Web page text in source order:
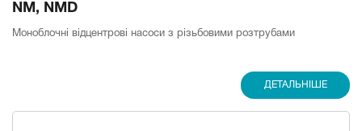
NM, NMD
Моноблочні відцентрові насоси з різьбовими розтрубами
ДЕТАЛЬНІШЕ